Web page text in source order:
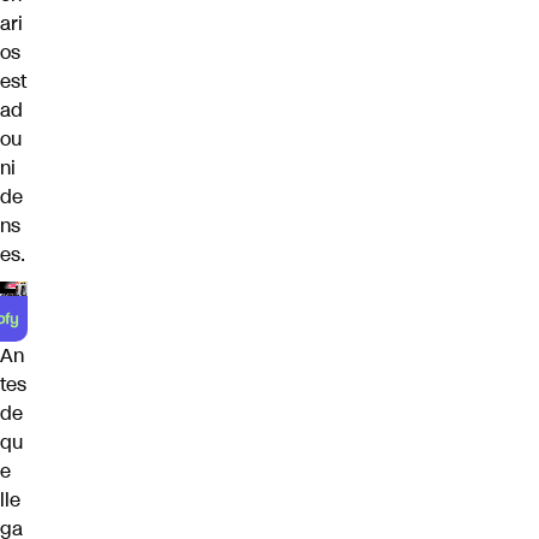
ari
os
est
ad
ou
ni
de
ns
es.
An
tes
de
qu
e
lle
ga